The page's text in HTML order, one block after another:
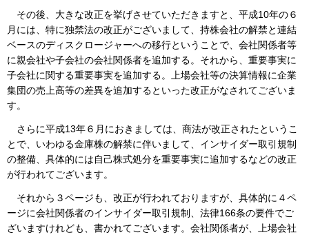
その後、大きな改正を挙げさせていただきますと、平成10年の６
月には、特に独禁法の改正がございまして、持株会社の解禁と連結
ベースのディスクロージャーへの移行ということで、会社関係者等
に親会社や子会社の会社関係者を追加する。それから、重要事実に
子会社に関する重要事実を追加する。上場会社等の決算情報に企業
集団の売上高等の差異を追加するといった改正がなされてございま
す。
さらに平成13年６月におきましては、商法が改正されたというこ
とで、いわゆる金庫株の解禁に伴いまして、インサイダー取引規制
の整備、具体的には自己株式処分を重要事実に追加するなどの改正
が行われてございます。
それから３ページも、改正が行われておりますが、具体的に４ペ
ージに会社関係者のインサイダー取引規制、法律166条の要件でご
ざいますけれども、書かれてございます。会社関係者が、上場会社